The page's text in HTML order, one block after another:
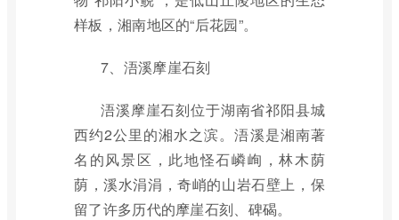
样板，湘南地区的“后花园”。
7、浯溪摩崖石刻
浯溪摩崖石刻位于湖南省祁阳县城
西约2公里的湘水之滨。浯溪是湘南著
名的风景区，此地怪石嶙峋，林木荫
荫，溪水涓涓，奇峭的山岩石壁上，保
留了许多历代的摩崖石刻、碑碣。